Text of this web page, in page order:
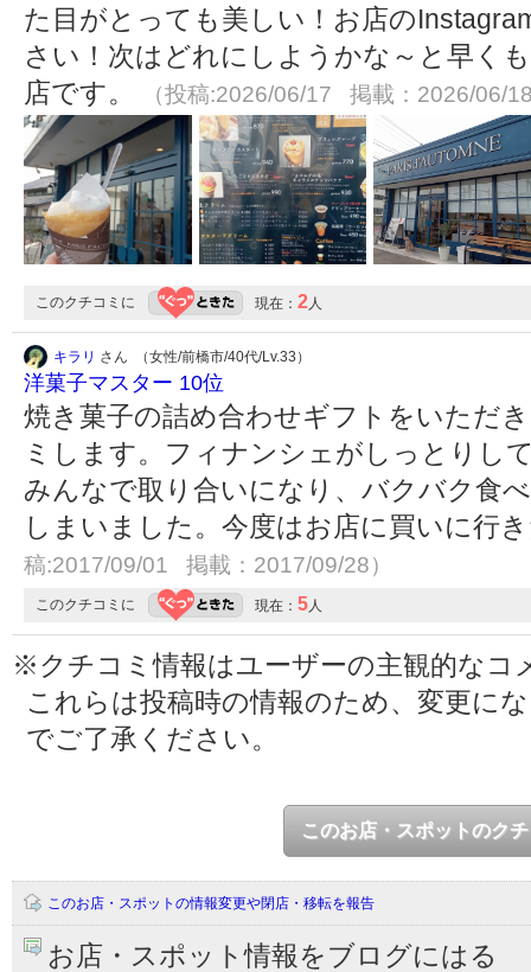
た目がとっても美しい！お店の
さい！次はどれにしようかな～と早く
店です。
（投稿:2026/06/17 掲載：2026/06/
このクチコミに 現在： 2 人
キラリ さん （女性/前橋市/40代/Lv.33）
洋菓子マスター 10位
焼き菓子の詰め合わせギフトをいただ
ミします。フィナンシェがしっとりし
みんなで取り合いになり、バクバク食
しまいました。今度はお店に買いに行
稿:2017/09/01 掲載：2017/09/28）
このクチコミに 現在： 5 人
※クチコミ情報はユーザーの主観的なコ
これらは投稿時の情報のため、変更に
でご了承ください。
このお店・スポットのク
このお店・スポットの情報変更や閉店・移転を報告
お店・スポット情報をブログにはる